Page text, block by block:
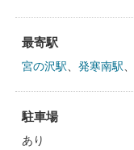
最寄駅
宮の沢駅 発寒南駅
駐車場
あり